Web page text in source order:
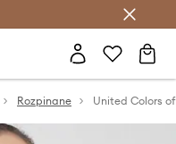
Club >
Rozpinane